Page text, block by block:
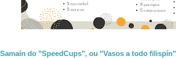
do "SpeedCups", ou "Vasos a todo filispín"